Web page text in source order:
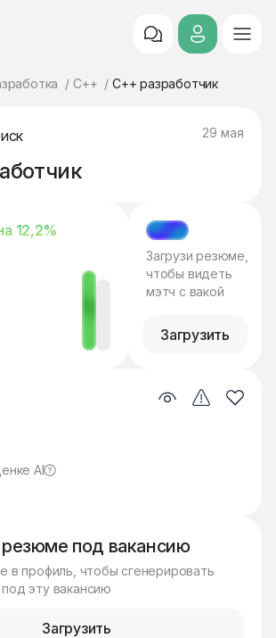
C++ C++ разработчик
29 мая
12,2%
МЭТЧ
Загрузи резюме,
чтобы видеть
мэтч с вакой
Загрузить
резюме под вакансию
в профиль, чтобы сгенерировать
эту вакансию
Загрузить
AI